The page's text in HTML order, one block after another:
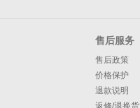
售后服务
售后政策
价格保护
退款说明
返修/退换货